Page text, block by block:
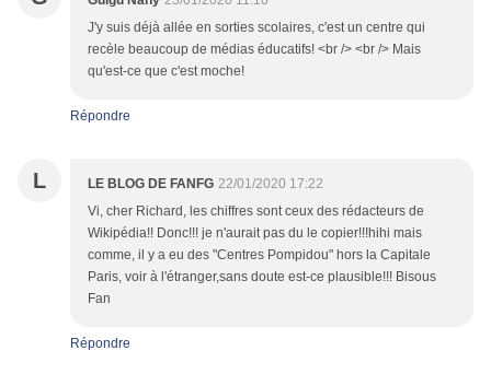
J'y suis déjà allée en sorties scolaires, c'est un centre qui
recèle beaucoup de médias éducatifs! <br /> <br /> Mais
qu'est-ce que c'est moche!
Répondre
L LE BLOG DE FANFG 22/01/2020 17:22
Vi, cher Richard, les chiffres sont ceux des rédacteurs de
Wikipédia!! Donc!!! je n'aurait pas du le copier!!!hihi mais
comme, il y a eu des "Centres Pompidou" hors la Capitale
Paris, voir à l'étranger,sans doute est-ce plausible!!! Bisous
Fan
Répondre